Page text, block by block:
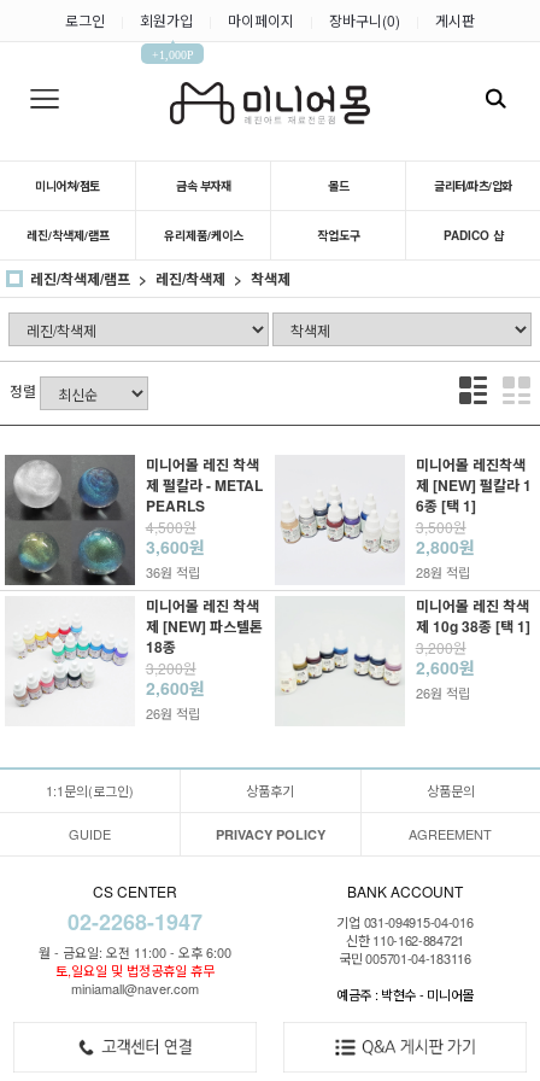
로그인 회원가입
▲
+1,000P
마이페이지 장바구니(0) 게시판
미니어쳐/점토 금속 부자재 몰드 글리터/파츠/압화
레진/착색제/램프 유리제품/케이스 작업도구 PADICO 샵
레진/착색제/램프 레진/착색제 착색제
정렬
미니어몰 레진 착색
제 펄칼라 - METAL
PEARLS
4,500원
3,600원
36원 적립
미니어몰 레진착색
제 [NEW] 펄칼라 1
6종 [택 1]
3,500원
2,800원
28원 적립
미니어몰 레진 착색
제 [NEW] 파스텔톤
18종
3,200원
2,600원
26원 적립
미니어몰 레진 착색
제 10g 38종 [택 1]
3,200원
2,600원
26원 적립
1:1문의(로그인) 상품후기 상품문의
GUIDE PRIVACY POLICY AGREEMENT
CS CENTER
02-2268-1947
월 - 금요일: 오전 11:00 - 오후 6:00
토,일요일 및 법정공휴일 휴무
miniamall@naver.com
BANK ACCOUNT
기업 031-094915-04-016
신한 110-162-884721
국민 005701-04-183116
예금주 : 박현수 - 미니어몰